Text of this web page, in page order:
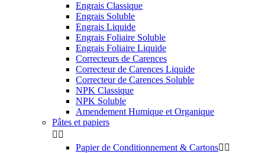
Engrais Classique
Engrais Soluble
Engrais Liquide
Engrais Foliaire Soluble
Engrais Foliaire Liquide
Correcteurs de Carences
Correcteur de Carences Liquide
Correcteur de Carences Soluble
NPK Classique
NPK Soluble
Amendement Humique et Organique
Pâtes et papiers
 
Papier de Conditionnement & Cartons 